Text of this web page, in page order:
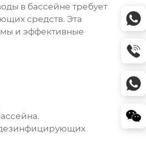
в бассейне требует
средств. Эта
и эффективные
дезинфицирующих